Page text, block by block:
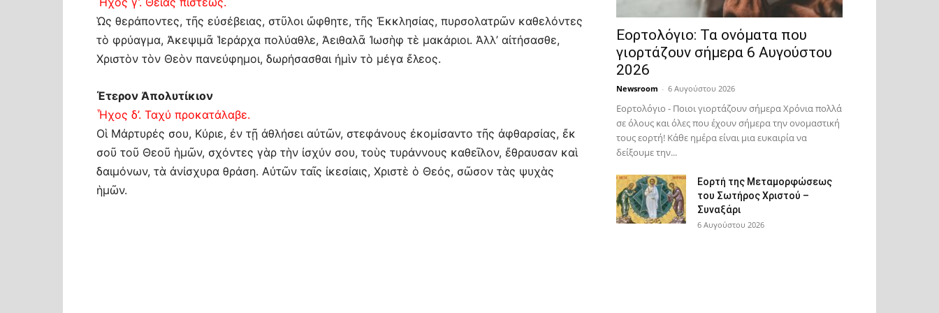
Ὡς θεράποντες, τῆς εὐσέβειας, στῦλοι ὤφθητε, τῆς Ἐκκλησίας, πυρσολατρῶν καθελόντες
τὸ φρύαγμα, Ἀκεψιμᾶ Ἱεράρχα πολύαθλε, Ἀειθαλᾶ Ἰωσὴφ τὲ μακάριοι. Ἀλλ’ αἰτήσασθε,
Χριστὸν τὸν Θεὸν πανεύφημοι, δωρήσασθαι ἠμὶν τὸ μέγα ἔλεος.
Έτερον Ἀπολυτίκιον
Ἦχος δ’. Ταχύ προκατάλαβε.
Οἱ Μάρτυρές σου, Κύριε, ἐν τῇ ἀθλήσει αὐτῶν, στεφάνους ἐκομίσαντο τῆς ἀφθαρσίας, ἔκ
σοῦ τοῦ Θεοῦ ἡμῶν, σχόντες γὰρ τὴν ἰσχύν σου, τοὺς τυράννους καθεῖλον, ἔθραυσαν καὶ
δαιμόνων, τὰ ἀνίσχυρα θράση. Αὐτῶν ταῖς ἰκεσίαις, Χριστὲ ὁ Θεός, σῶσον τὰς ψυχὰς
ἡμῶν.
Εορτολόγιο: Τα ονόματα που
γιορτάζουν σήμερα 6 Αυγούστου
2026
Newsroom - 6 Αυγούστου 2026
Εορτολόγιο - Ποιοι γιορτάζουν σήμερα Χρόνια πολλά
σε όλους και όλες που έχουν σήμερα την ονομαστική
τους εορτή! Κάθε ημέρα είναι μια ευκαιρία να
δείξουμε την...
Εορτή της Μεταμορφώσεως
του Σωτήρος Χριστού –
Συναξάρι
6 Αυγούστου 2026